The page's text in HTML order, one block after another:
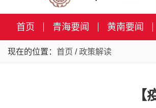
首页 青海要闻 黄南要闻
现在的位置： 首页 /政策解读